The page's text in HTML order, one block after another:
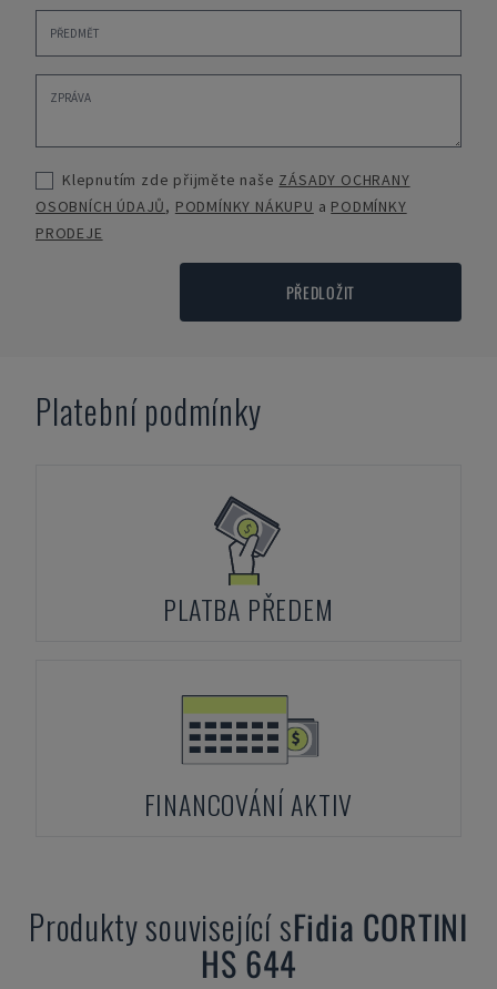
Klepnutím zde přijměte naše ZÁSADY OCHRANY
OSOBNÍCH ÚDAJŮ, PODMÍNKY NÁKUPU a PODMÍNKY
PRODEJE
PŘEDLOŽIT
Platební podmínky
PLATBA PŘEDEM
FINANCOVÁNÍ AKTIV
Produkty související sFidia CORTINI
HS 644